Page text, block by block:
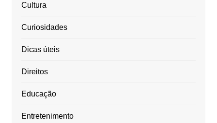
Cultura
Curiosidades
Dicas úteis
Direitos
Educação
Entretenimento